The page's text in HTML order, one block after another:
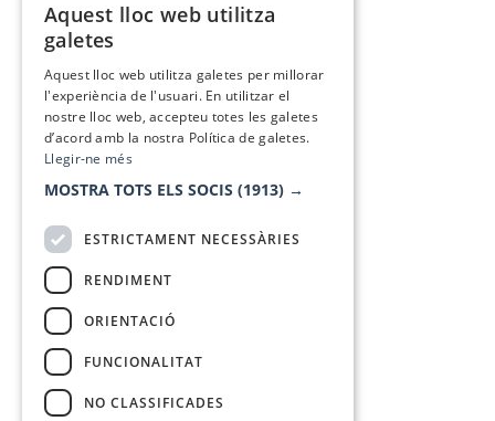
Aquest lloc web utilitza
galetes
Aquest lloc web utilitza galetes per millorar
l'experiència de l'usuari. En utilitzar el
nostre lloc web, accepteu totes les galetes
d’acord amb la nostra Política de galetes.
Llegir-ne més
MOSTRA TOTS ELS SOCIS (1913) →
ESTRICTAMENT NECESSÀRIES
RENDIMENT
ORIENTACIÓ
FUNCIONALITAT
NO CLASSIFICADES